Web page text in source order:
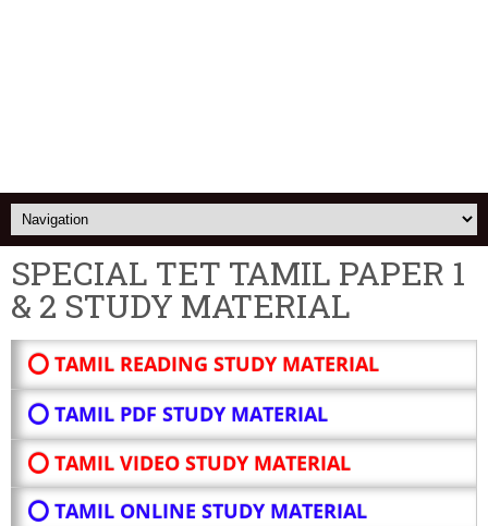
SPECIAL TET TAMIL PAPER 1
& 2 STUDY MATERIAL
⭕ TAMIL READING STUDY MATERIAL
⭕ TAMIL PDF STUDY MATERIAL
⭕ TAMIL VIDEO STUDY MATERIAL
⭕ TAMIL ONLINE STUDY MATERIAL